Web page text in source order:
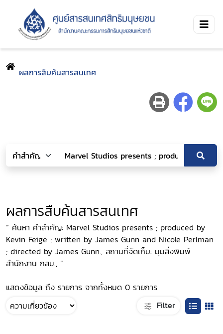
ผลการสืบค้นสารสนเทศ
ผลการสืบค้นสารสนเทศ
“ ค้นหา คำสำคัญ: Marvel Studios presents ; produced by
Kevin Feige ; written by James Gunn and Nicole Perlman
; directed by James Gunn., สถานที่จัดเก็บ: มุมสิ่งพิมพ์
สำนักงาน กสม., ”
แสดงข้อมูล ถึง รายการ จากทั้งหมด 0 รายการ
Filter